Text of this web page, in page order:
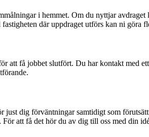
i hemmet. Om du nyttjar
där uppdraget utförs kan ni
att få jobbet slutfört. Du har kontakt med
dig förväntningar samtidigt som
att få det hör du av dig till oss med din